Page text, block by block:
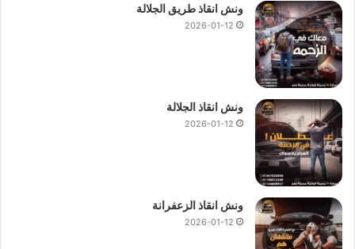
ونش انقاذ طريق الجلالة
2026-01-12
ونش انقاذ الجلالة
2026-01-12
ونش انقاذ الزعفرانة
2026-01-12